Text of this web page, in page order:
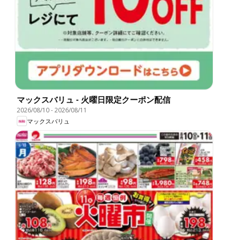
マックスバリュ - 火曜日限定クーポン配信
2026/08/10-2026/08/11
マックスバリュ